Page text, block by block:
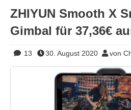
ZHIYUN Smooth X
Gimbal für 37,36€
13 30. August 2020 von